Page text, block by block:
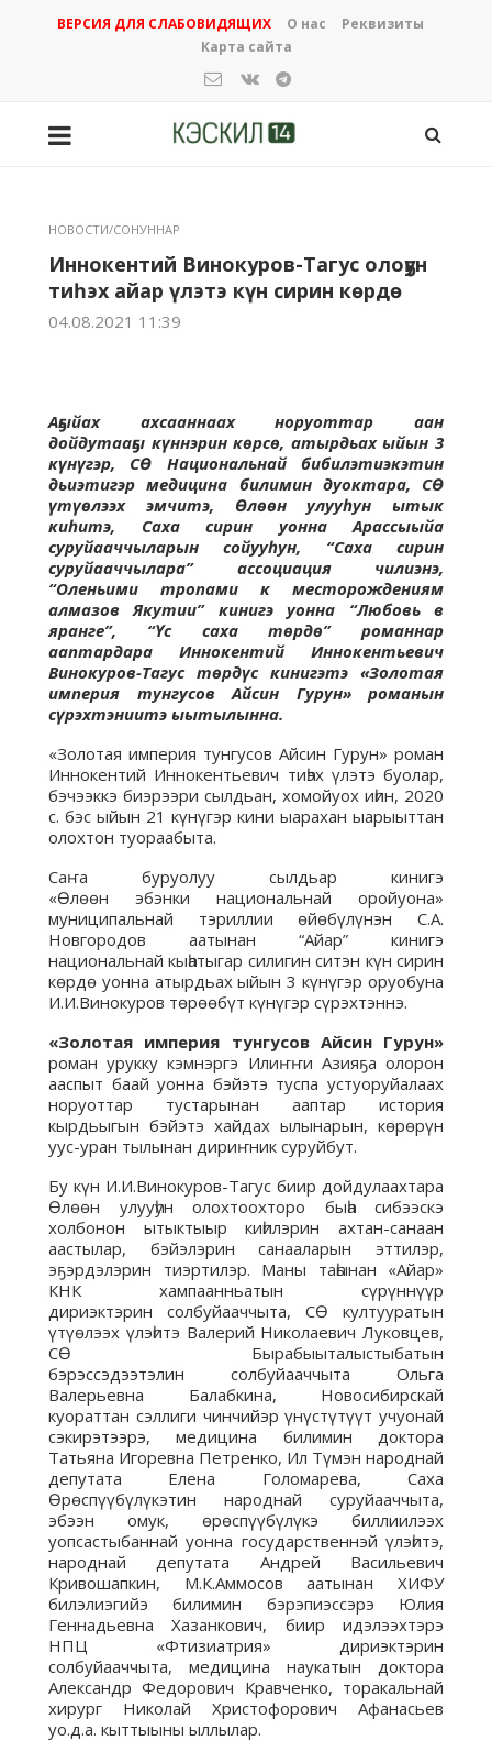
ВЕРСИЯ ДЛЯ СЛАБОВИДЯЩИХ О нас
Реквизиты
Карта сайта
НОВОСТИ/СОНУННАР
Иннокентий Винокуров-Тагус олоҕун
тиһэх айар үлэтэ күн сирин көрдө
04.08.2021 11:39
Аҕыйах ахсааннаах норуоттар аан
дойдутааҕы күннэрин көрсө, атырдьах ыйын 3
күнүгэр, СӨ Национальнай бибилэтиэкэтин
дьиэтигэр медицина билимин дуоктара, СӨ
үтүөлээх эмчитэ, Өлөөн улууһун ытык
киһитэ, Саха сирин уонна Арассыыйа
суруйааччыларын сойууһун, “Саха сирин
суруйааччылара” ассоциация чилиэнэ,
“Оленьими тропами к месторождениям
алмазов Якутии” кинигэ уонна “Любовь в
яранге”, “Үс саха төрдө” романнар
ааптардара Иннокентий Иннокентьевич
Винокуров-Тагус төрдүс кинигэтэ «Золотая
империя тунгусов Айсин Гурун» романын
сүрэхтэниитэ ыытылынна.
«Золотая империя тунгусов Айсин Гурун» роман
Иннокентий Иннокентьевич тиһэх үлэтэ буолар,
бэчээккэ биэрээри сылдьан, хомойуох иһин, 2020
с. бэс ыйын 21 күнүгэр кини ыарахан ыарыыттан
олохтон туораабыта.
Саҥа буруолуу сылдьар кинигэ
«Өлөөн эбэнки национальнай оройуона»
муниципальнай тэриллии өйөбүлүнэн С.А.
Новгородов аатынан “Айар” кинигэ
национальнай кыһатыгар силигин ситэн күн сирин
көрдө уонна атырдьах ыйын 3 күнүгэр оруобуна
И.И.Винокуров төрөөбүт күнүгэр сүрэхтэннэ.
«Золотая империя тунгусов Айсин Гурун»
роман урукку кэмнэргэ Илиҥҥи Азияҕа олорон
ааспыт баай уонна бэйэтэ туспа устуоруйалаах
норуоттар тустарынан ааптар история
кырдьыгын бэйэтэ хайдах ылынарын, көрөрүн
уус-уран тылынан дириҥник суруйбут.
Бу күн И.И.Винокуров-Тагус биир дойдулаахтара
Өлөөн улууһун олохтоохторо быһа сибээскэ
холбонон ытыктыыр киһилэрин ахтан-санаан
аастылар, бэйэлэрин санааларын эттилэр,
эҕэрдэлэрин тиэртилэр. Маны таһынан «Айар»
КНК хампаанньатын сүрүннүүр
дириэктэрин солбуйааччыта, СӨ култууратын
үтүөлээх үлэһитэ Валерий Николаевич Луковцев,
СӨ Бырабыыталыстыбатын
бэрэссэдээтэлин солбуйааччыта Ольга
Валерьевна Балабкина, Новосибирскай
куораттан сэллиги чинчийэр үнүстүтүүт учуонай
сэкирэтээрэ, медицина билимин доктора
Татьяна Игоревна Петренко, Ил Түмэн народнай
депутата Елена Голомарева, Саха
Өрөспүүбүлүкэтин народнай суруйааччыта,
эбээн омук, өрөспүүбүлүкэ биллиилээх
уопсастыбаннай уонна государственнэй үлэһитэ,
народнай депутата Андрей Васильевич
Кривошапкин, М.К.Аммосов аатынан ХИФУ
билэлиэгийэ билимин бэрэпиэссэрэ Юлия
Геннадьевна Хазанкович, биир идэлээхтэрэ
НПЦ «Фтизиатрия» дириэктэрин
солбуйааччыта, медицина наукатын доктора
Александр Федорович Кравченко, торакальнай
хирург Николай Христофорович Афанасьев
уо.д.а. кыттыыны ыллылар.